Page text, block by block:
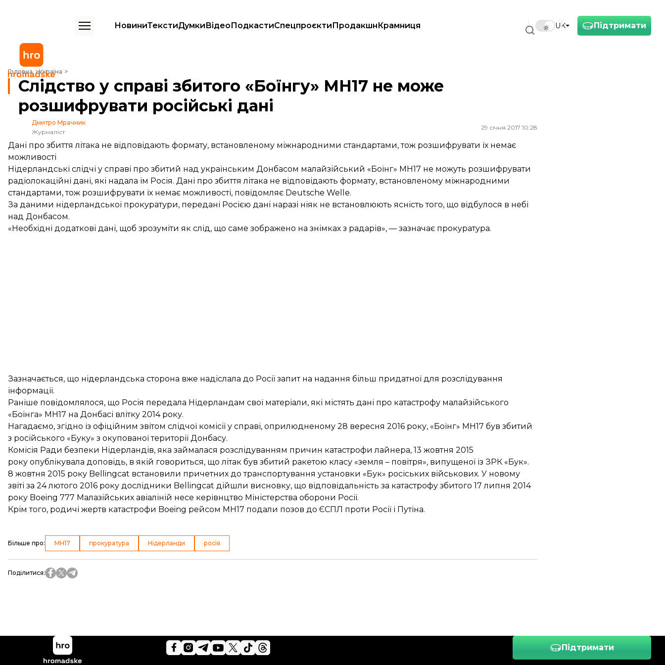
Підтримати
UK
НовиниТекстиДумкиВідеоПодкастиСпецпроєктиПродакшнКрамниця
Головна Україна
Слідство у справі збитого «Боїнгу» MH17 не може розшифрувати російські дані
Слідство у справі збитого «Боїнгу» MH17 не може
розшифрувати російські дані
Дмитро Мрачник
Журналіст
29 січня 2017 10:28
Дані про збиття літака не відповідають формату, встановленому міжнародними стандартами, тож розшифрувати їх немає
можливості
Нідерландські слідчі у справі про збитий над українським Донбасом малайзійський «Боїнг» MH17 не можуть розшифрувати
радіолокаційні дані, які надала їм Росія. Дані про збиття літака не відповідають формату, встановленому міжнародними
стандартами, тож розшифрувати їх немає можливості, повідомляє Deutsche Welle.
За даними нідерландської прокуратури, передані Росією дані наразі ніяк не встановлюють ясність того, що відбулося в небі
над Донбасом.
«Необхідні додаткові дані, щоб зрозуміти як слід, що саме зображено на знімках з радарів», — зазначає прокуратура.
Зазначається, що нідерландська сторона вже надіслала до Росії запит на надання більш придатної для розслідування
інформації.
Раніше повідомлялося, що Росія передала Нідерландам свої матеріали, які містять дані про катастрофу малайзійського
«Боїнга» MH17 на Донбасі влітку 2014 року.
Нагадаємо, згідно із офіційним звітом слідчої комісії у справі, оприлюдненому 28 вересня 2016 року, «Боїнг» МН17 був збитий
з російського «Буку» з окупованої території Донбасу.
Комісія Ради безпеки Нідерландів, яка займалася розслідуванням причин катастрофи лайнера, 13 жовтня 2015
року опублікувала доповідь, в якій говориться, що літак був збитий ракетою класу «земля – повітря», випущеної із ЗРК «Бук».
8 жовтня 2015 року Bellingcat встановили причетних до транспортування установки «Бук» росіських військових. У новому
звіті за 24 лютого 2016 року дослідники Bellingcat дійшли висновку, що відповідальність за катастрофу збитого 17 липня 2014
року Boeing 777 Малазійських авіаліній несе керівнцтво Міністерства оборони Росії.
Крім того, родичі жертв катастрофи Boeing рейсом MH17 подали позов до ЄСПЛ проти Росії і Путіна.
Більше про: MH17 прокуратура Нідерланди росія
Поділитися:
Підтримати